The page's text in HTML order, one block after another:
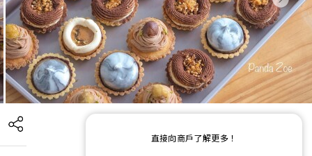
直接向商戶了解更多！